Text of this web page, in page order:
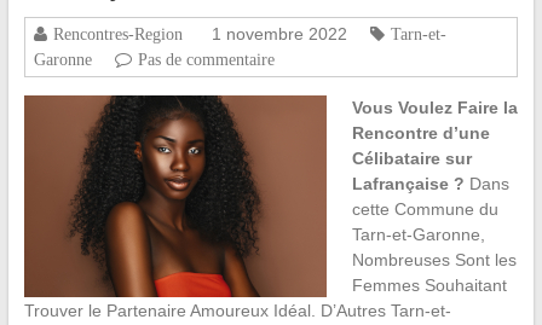
Rencontres-Region 1 novembre 2022
Tarn-et-
Garonne
Pas de commentaire
Vous Voulez Faire la
Rencontre d’une
Célibataire sur
Lafrançaise ? Dans
cette Commune du
Tarn-et-Garonne,
Nombreuses Sont les
Femmes Souhaitant
Trouver le Partenaire Amoureux Idéal. D’Autres Tarn-et-